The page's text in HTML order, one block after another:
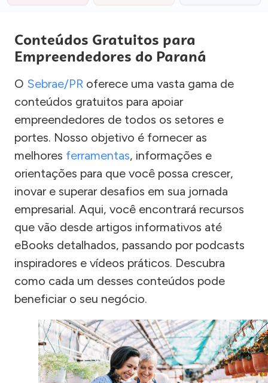
Conteúdos Gratuitos para
Empreendedores do Paraná
O Sebrae/PR oferece uma vasta gama de
conteúdos gratuitos para apoiar
empreendedores de todos os setores e
portes. Nosso objetivo é fornecer as
melhores ferramentas, informações e
orientações para que você possa crescer,
inovar e superar desafios em sua jornada
empresarial. Aqui, você encontrará recursos
que vão desde artigos informativos até
eBooks detalhados, passando por podcasts
inspiradores e vídeos práticos. Descubra
como cada um desses conteúdos pode
beneficiar o seu negócio.